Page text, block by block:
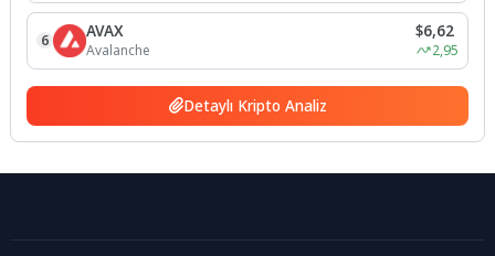
6 AVAX
Avalanche
$6,62
2,95
Detaylı Kripto Analiz